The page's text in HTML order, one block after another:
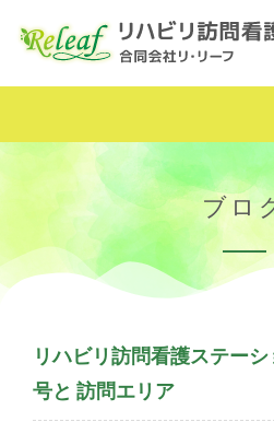
ブロ
リハビリ訪問看護ステー
号と 訪問エリア